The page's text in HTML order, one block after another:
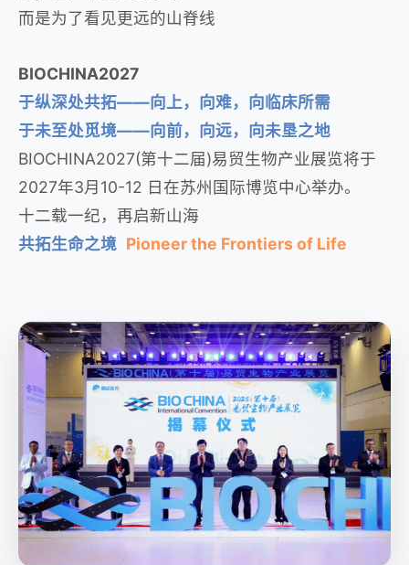
而是为了看见更远的山脊线
BIOCHINA2027
于纵深处共拓——向上，向难，向临床所需
于未至处觅境——向前，向远，向未垦之地
BIOCHINA2027(第十二届)易贸生物产业展览将于
2027年3月10-12 日在苏州国际博览中心举办。
十二载一纪，再启新山海
共拓生命之境 Pioneer the Frontiers of Life